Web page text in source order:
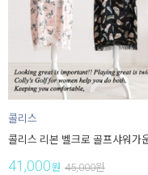
콜리스
콜리스 리본 벨크로 골프샤워가
41,000원 45,000원